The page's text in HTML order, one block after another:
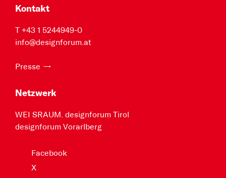
Kontakt
T +43 1 5244949-0
info@designforum.at
Presse
Netzwerk
WEI SRAUM. designforum Tirol
designforum Vorarlberg
Facebook
X